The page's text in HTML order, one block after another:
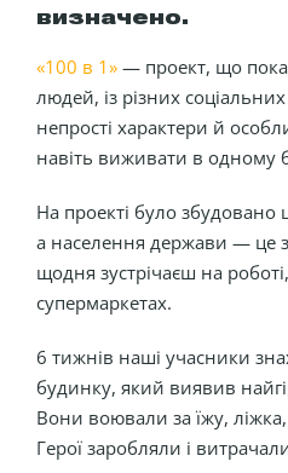
визначено.
«100 в 1» — проект, що
людей, із різних
непрості характери й
навіть виживати в одному
На проекті було збудовано
а населення держави — це
щодня зустрічаєш на
супермаркетах.
6 тижнів наші учасники
будинку, який виявив
Вони воювали за їжу,
Герої заробляли і